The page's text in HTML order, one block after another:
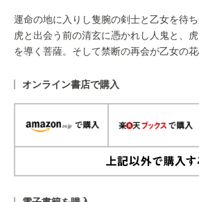
運命の地に入りし隻腕の剣士と乙女を待ち
虎と出会う前の清玄に憑かれし人鬼と、
を導く菩薩。そして禁断の再会が乙女の
オンライン書店で購入